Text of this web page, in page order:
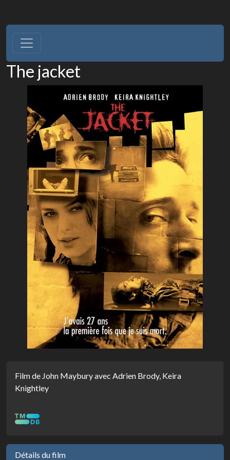
The jacket
Film de John Maybury avec Adrien Brody, Keira
Knightley
Détails du film